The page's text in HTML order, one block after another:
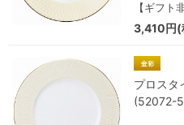
【ギフト
3,410円(
プロスタ
(52072-